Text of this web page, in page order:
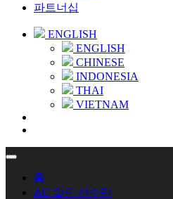
파트너십
ENGLISH
ENGLISH
CHINESE
INDONESIA
THAI
VIETNAM
홈
AC 밀란 선수단